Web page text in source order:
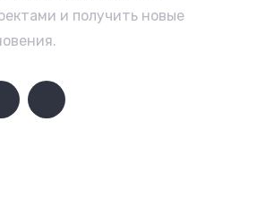
и получить новые